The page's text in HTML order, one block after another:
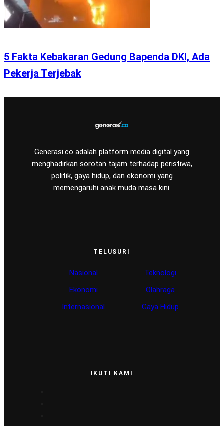
5 Fakta Kebakaran Gedung Bapenda DKI, Ada
Pekerja Terjebak
Generasi.co adalah platform media digital yang
menghadirkan sorotan tajam terhadap peristiwa,
politik, gaya hidup, dan ekonomi yang
memengaruhi anak muda masa kini.
TELUSURI
Nasional
Ekonomi
Internasional
Teknologi
Olahraga
Gaya Hidup
IKUTI KAMI